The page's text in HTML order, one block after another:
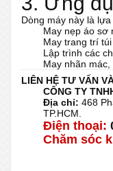
Dòng máy này là
May nẹp áo sơ
May trang trí
Lập trình các
May nhãn
LIÊN HỆ TƯ VẤN
CÔNG TY
Địa chỉ: 468
TP.HCM.
Điện thoại:
Chăm sóc